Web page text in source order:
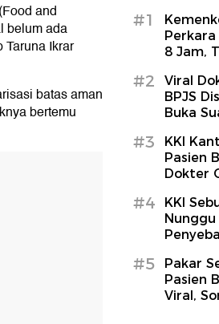
and
belum ada
Ikrar
batas aman
bertemu
#1
Perkara
8 Jam,
#2
Viral
BPJS
Buka
#3
KKI
Pasien
Dokter
#4
KKI
Nunggu
#5
Pakar
Pasien
Viral,